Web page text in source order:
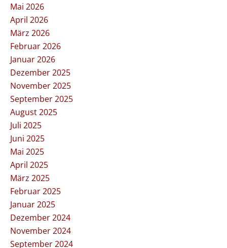
Mai 2026
April 2026
März 2026
Februar 2026
Januar 2026
Dezember 2025
November 2025
September 2025
August 2025
Juli 2025
Juni 2025
Mai 2025
April 2025
März 2025
Februar 2025
Januar 2025
Dezember 2024
November 2024
September 2024